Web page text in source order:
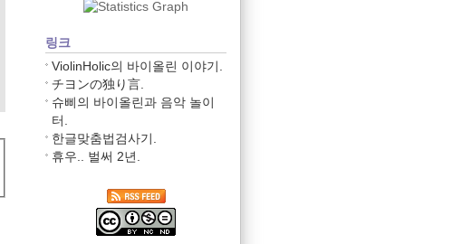
링크
ViolinHolic의 바이올린 이야기.
チヨンの独り言.
슈삐의 바이올린과 음악 놀이
터.
한글맞춤법검사기.
휴우.. 벌써 2년.